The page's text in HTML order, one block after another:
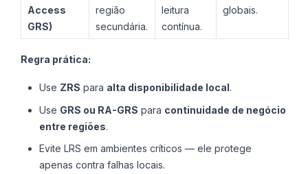
Access
GRS)
região
secundária.
leitura
contínua.
globais.
Regra prática:
Use ZRS para alta disponibilidade local .
Use GRS ou RA-GRS para continuidade de negócio
entre regiões.
Evite LRS em ambientes críticos — ele protege
apenas contra falhas locais.